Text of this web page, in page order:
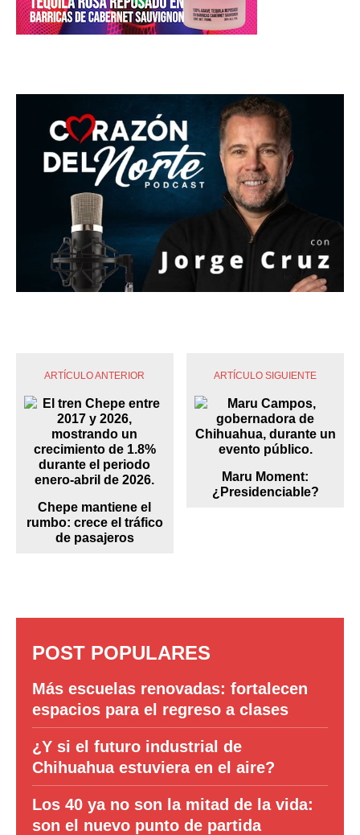
ARTÍCULO ANTERIOR
Chepe mantiene el
rumbo: crece el tráfico
de pasajeros
ARTÍCULO SIGUIENTE
Maru Moment:
¿Presidenciable?
POST POPULARES
Más escuelas renovadas: fortalecen
espacios para el regreso a clases
¿Y si el futuro industrial de
Chihuahua estuviera en el aire?
Los 40 ya no son la mitad de la vida:
son el nuevo punto de partida